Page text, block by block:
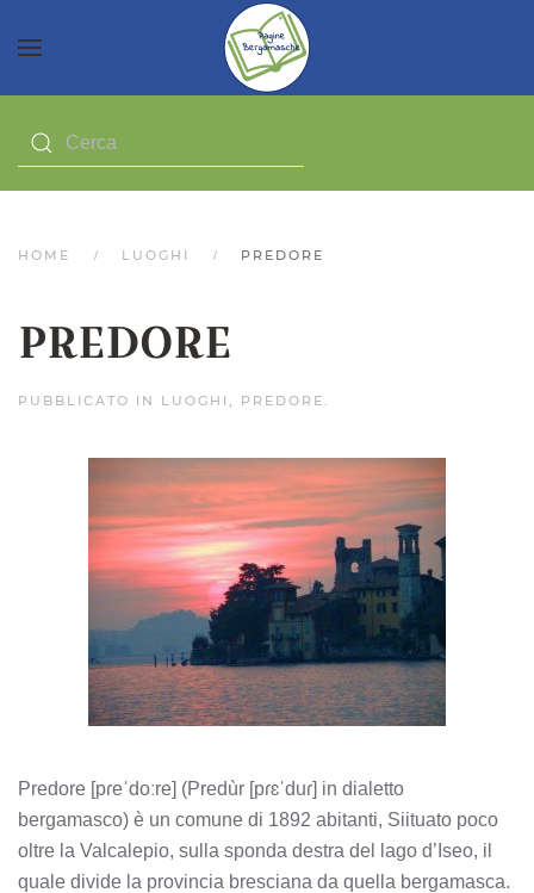
HOME LUOGHI PREDORE
PREDORE
PUBBLICATO IN LUOGHI , PREDORE .
Predore [pɾeˈdoːre] (Predùr [pɾɛˈduɾ] in dialetto
bergamasco) è un comune di 1892 abitanti, Siituato poco
oltre la Valcalepio, sulla sponda destra del lago d’Iseo, il
quale divide la provincia bresciana da quella bergamasca.